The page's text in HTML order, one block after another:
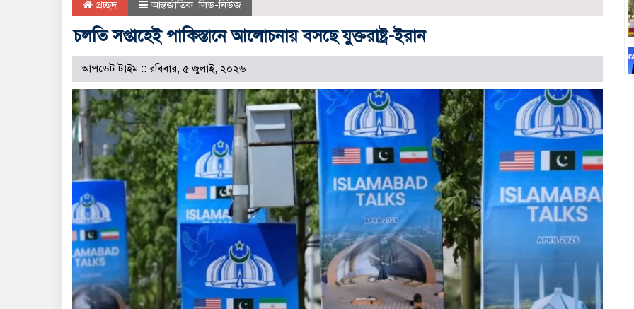
প্রচ্ছদ আন্তর্জাতিক,লিড-নিউজ
চলতি সপ্তাহেই পাকিস্তানে আলোচনায় বসছে যুক্তরাষ্ট্র-ইরান
আপডেট টাইম :: রবিবার, ৫ জুলাই, ২০২৬